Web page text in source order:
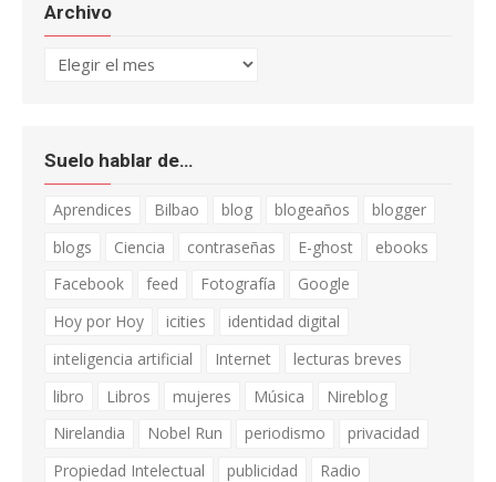
Archivo
Archivo
Suelo hablar de…
Aprendices Bilbao blog blogeaños
blogger
blogs
Ciencia contraseñas E-ghost
ebooks
Facebook
feed Fotografía
Google
Hoy por Hoy
icities
identidad digital
inteligencia artificial
Internet
lecturas breves
libro
Libros mujeres Música
Nireblog
Nirelandia
Nobel Run periodismo
privacidad
Propiedad Intelectual
publicidad Radio